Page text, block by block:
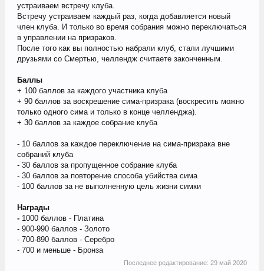
устраиваем встречу клуба.
Встречу устраиваем каждый раз, когда добавляется новый
член клуба. И только во время собрания можно переключаться
в управлении на призраков.
После того как вы полностью набрали клуб, стали лучшими
друзьями со Смертью, челлендж считаете законченным.
Баллы
+ 100 баллов за каждого участника клуба
+ 90 баллов за воскрешение сима-призрака (воскресить можно
только одного сима и только в конце челленджа).
+ 30 баллов за каждое собрание клуба
- 10 баллов за каждое переключение на сима-призрака вне
собраний клуба
- 30 баллов за пропущенное собрание клуба
- 30 баллов за повторение способа убийства сима
- 100 баллов за не выполненную цель жизни симки
Награды
- 1000 баллов - Платина
- 900-990 баллов - Золото
- 700-890 баллов - Серебро
- 700 и меньше - Бронза
Последнее редактирование:29 май 2020